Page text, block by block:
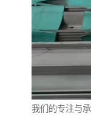
我们的专注与